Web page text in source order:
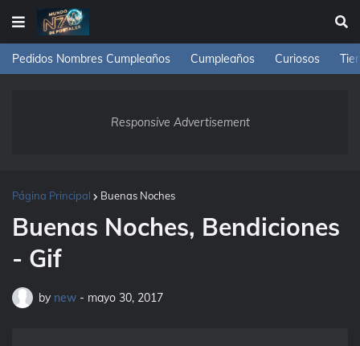
Pedidos Nombres Cumpleaños Cumpleaños Curiosos
Responsive Advertisement
Página Principal Buenas Noches
Buenas Noches, Bendiciones
- Gif
by new - mayo 30, 2017